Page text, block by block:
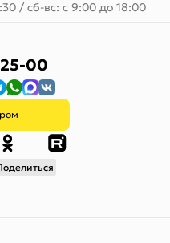
/ сб-вс: с 9:00 до 18:00
00